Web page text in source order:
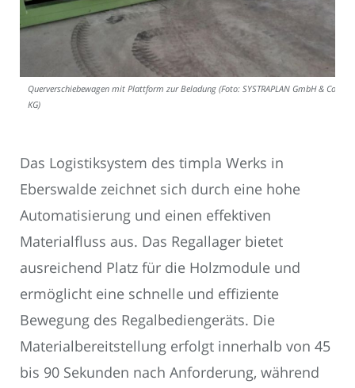
Querverschiebewagen mit Plattform zur Beladung (Foto: SYSTRAPLAN GmbH & Co.
KG)
Das Logistiksystem des timpla Werks in
Eberswalde zeichnet sich durch eine hohe
Automatisierung und einen effektiven
Materialfluss aus. Das Regallager bietet
ausreichend Platz für die Holzmodule und
ermöglicht eine schnelle und effiziente
Bewegung des Regalbediengeräts. Die
Materialbereitstellung erfolgt innerhalb von 45
bis 90 Sekunden nach Anforderung, während